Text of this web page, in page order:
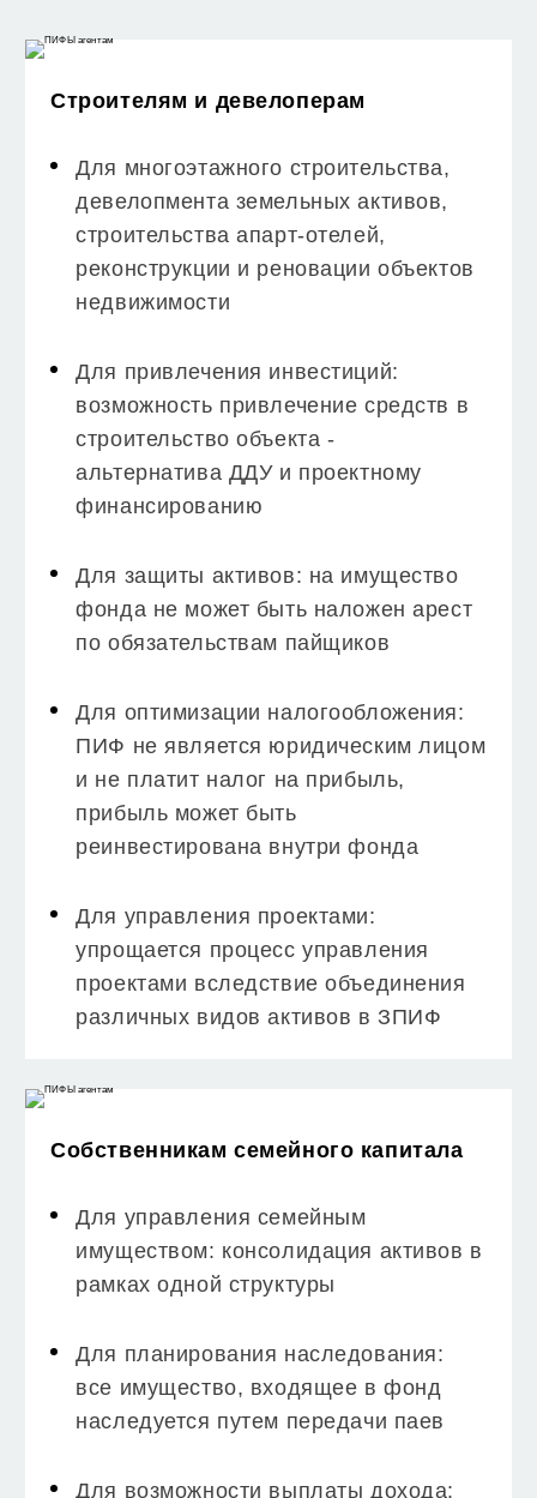
Строителям и девелоперам
Для многоэтажного строительства,
девелопмента земельных активов,
строительства апарт-отелей,
реконструкции и реновации объектов
недвижимости
Для привлечения инвестиций:
возможность привлечение средств в
строительство объекта -
альтернатива ДДУ и проектному
финансированию
Для защиты активов: на имущество
фонда не может быть наложен арест
по обязательствам пайщиков
Для оптимизации налогообложения:
ПИФ не является юридическим лицом
и не платит налог на прибыль,
прибыль может быть
реинвестирована внутри фонда
Для управления проектами:
упрощается процесс управления
проектами вследствие объединения
различных видов активов в ЗПИФ
Собственникам семейного капитала
Для управления семейным
имуществом: консолидация активов в
рамках одной структуры
Для планирования наследования:
все имущество, входящее в фонд
наследуется путем передачи паев
Для возможности выплаты дохода: